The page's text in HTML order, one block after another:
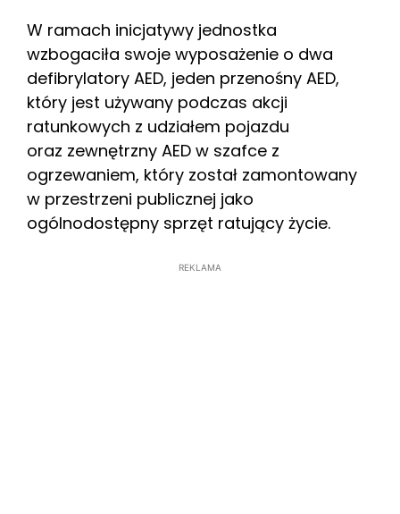
W ramach inicjatywy jednostka
wzbogaciła swoje wyposażenie o dwa
defibrylatory AED, jeden przenośny AED,
który jest używany podczas akcji
ratunkowych z udziałem pojazdu
oraz zewnętrzny AED w szafce z
ogrzewaniem, który został zamontowany
w przestrzeni publicznej jako
ogólnodostępny sprzęt ratujący życie.
REKLAMA